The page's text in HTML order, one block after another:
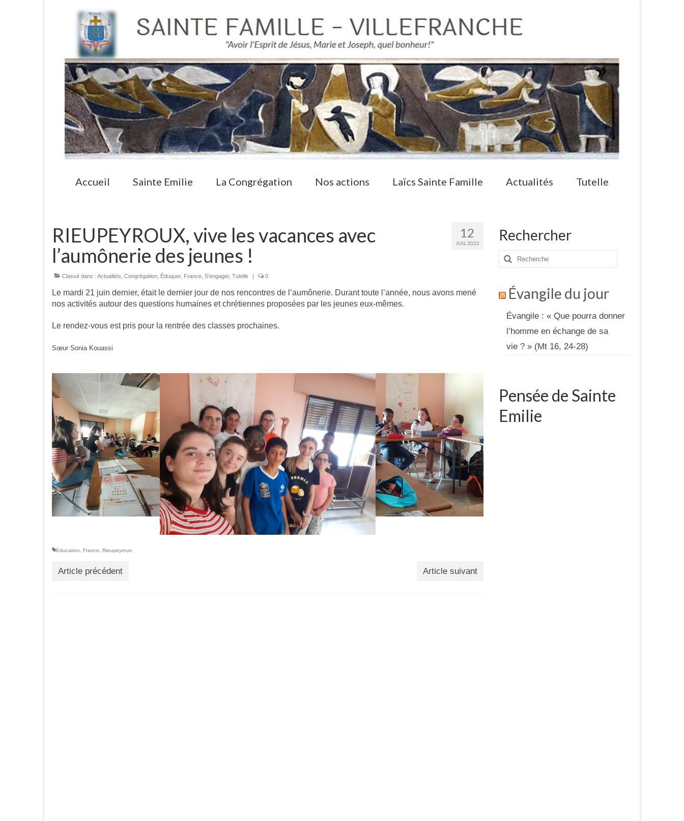
Accueil Sainte Emilie La Congrégation Nos actions Laïcs Sainte Famille Actualités Tutelle
12
JUIL 2022
RIEUPEYROUX, vive les vacances avec
l’aumônerie des jeunes !
Classé dans : Actualités Congrégation Éduquer, France S'engager, Tutelle | 0
Le mardi 21 juin dernier, était le dernier jour de nos rencontres de l’aumônerie. Durant toute l’année, nous avons mené
nos activités autour des questions humaines et chrétiennes proposées par les jeunes eux-mêmes.
Le rendez-vous est pris pour la rentrée des classes prochaines.
Sœur Sonia Kouassi
Education France Rieupeyroux
Article précédent Article suivant
Rechercher
Rechercher
:
Évangile du jour
Évangile : « Que pourra donner
l’homme en échange de sa
vie ? » (Mt 16, 24-28)
Pensée de Sainte
Emilie